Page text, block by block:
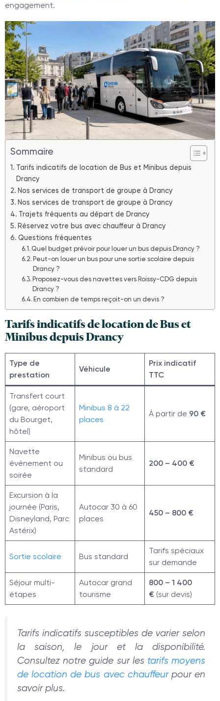
engagement.
Sommaire
Tarifs indicatifs de location de Bus et Minibus depuis
Drancy
Nos services de transport de groupe à Drancy
Nos services de transport de groupe à Drancy
Trajets fréquents au départ de Drancy
Réservez votre bus avec chauffeur à Drancy
Questions fréquentes
Quel budget prévoir pour louer un bus depuis Drancy ?
Peut-on louer un bus pour une sortie scolaire depuis
Drancy ?
Proposez-vous des navettes vers Roissy-CDG depuis
Drancy ?
En combien de temps reçoit-on un devis ?
Tarifs indicatifs de location de Bus et
Minibus depuis Drancy
Type de
prestation
Véhicule
Prix indicatif
TTC
Transfert court
(gare, aéroport
du Bourget,
hôtel)
Minibus 8 à 22
places
À partir de 90 €
Navette
événement ou
soirée
Minibus ou bus
standard
200 – 400 €
Excursion à la
journée (Paris,
Disneyland, Parc
Astérix)
Autocar 30 à 60
places
450 – 800 €
Sortie scolaire Bus standard
Tarifs spéciaux
sur demande
Séjour multi-
étapes
Autocar grand
tourisme
800 – 1 400
€ (sur devis)
Tarifs indicatifs susceptibles de varier selon
la saison, le jour et la disponibilité.
Consultez notre guide sur les tarifs moyens
de location de bus avec chauffeurpour en
savoir plus.